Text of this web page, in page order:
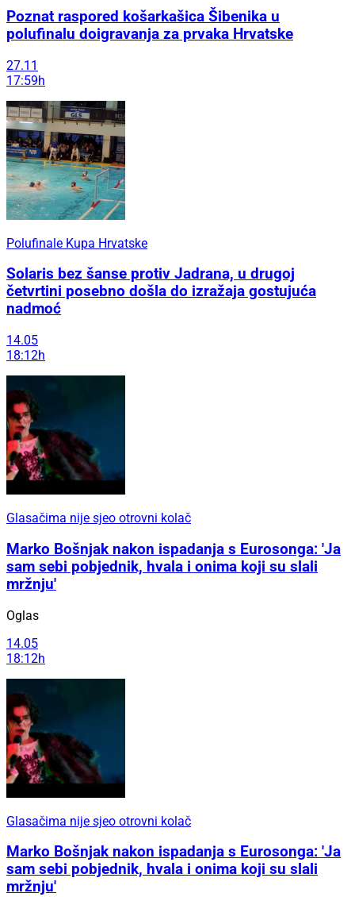
Poznat raspored košarkašica Šibenika u
polufinalu doigravanja za prvaka Hrvatske
27.11
17:59h
Polufinale Kupa Hrvatske
Solaris bez šanse protiv Jadrana, u drugoj
četvrtini posebno došla do izražaja gostujuća
nadmoć
14.05
18:12h
Glasačima nije sjeo otrovni kolač
Marko Bošnjak nakon ispadanja s Eurosonga: 'Ja
sam sebi pobjednik, hvala i onima koji su slali
mržnju'
Oglas
14.05
18:12h
Glasačima nije sjeo otrovni kolač
Marko Bošnjak nakon ispadanja s Eurosonga: 'Ja
sam sebi pobjednik, hvala i onima koji su slali
mržnju'